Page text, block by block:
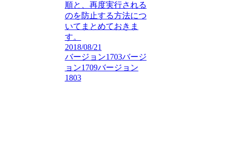
順と、再度実行される
のを防止する方法につ
いてまとめておきま
す。
2018/08/21
バージョン1703バージ
ョン1709バージョン
1803